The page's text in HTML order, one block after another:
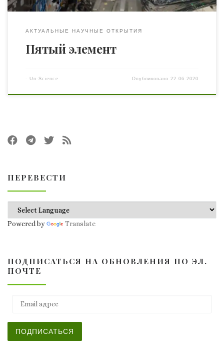
АКТУАЛЬНЫЕ НАУЧНЫЕ ОТКРЫТИЯ
Пятый элемент
- Un-Science Опубликовано22.06.2020
ПЕРЕВЕСТИ
Powered by Translate
ПОДПИСАТЬСЯ НА ОБНОВЛЕНИЯ ПО ЭЛ.
ПОЧТЕ
ПОДПИСАТЬСЯ